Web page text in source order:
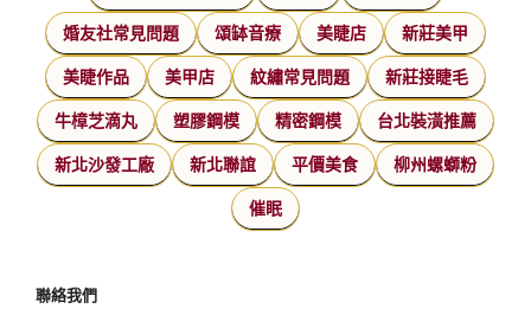
婚友社常見問題 頌缽音療 美睫店 新莊美甲
美睫作品 美甲店 紋繡常見問題 新莊接睫毛
牛樟芝滴丸 塑膠鋼模 精密鋼模 台北裝潢推薦
新北沙發工廠 新北聯誼 平價美食 柳州螺螄粉
催眠
聯絡我們